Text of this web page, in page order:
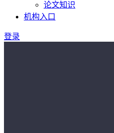
论文知识
机构入口
登录